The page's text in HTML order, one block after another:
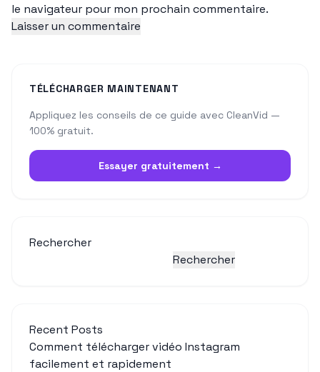
le navigateur pour mon prochain commentaire.
TÉLÉCHARGER MAINTENANT
Appliquez les conseils de ce guide avec CleanVid —
100% gratuit.
Essayer gratuitement →
Rechercher
Rechercher
Recent Posts
Comment télécharger vidéo Instagram
facilement et rapidement